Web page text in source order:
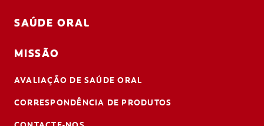
SAÚDE ORAL
MISSÃO
AVALIAÇÃO DE SAÚDE ORAL
CORRESPONDÊNCIA DE PRODUTOS